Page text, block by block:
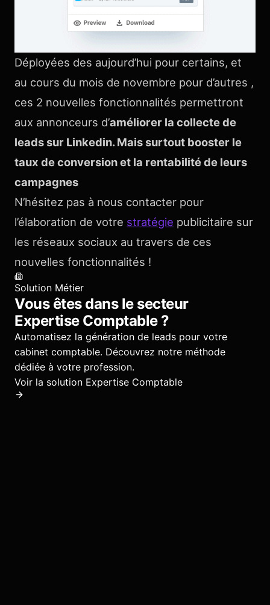
Déployées des aujourd’hui pour certains, et
au cours du mois de novembre pour d’autres ,
ces 2 nouvelles fonctionnalités permettront
aux annonceurs d’améliorer la collecte de
leads sur Linkedin. Mais surtout booster le
taux de conversion et la rentabilité de leurs
campagnes
N’hésitez pas à nous contacter pour
l’élaboration de votre stratégie publicitaire sur
les réseaux sociaux au travers de ces
nouvelles fonctionnalités !
Solution Métier
Vous êtes dans le secteur
Expertise Comptable?
Automatisez la génération de leads pour votre
cabinet comptable. Découvrez notre méthode
dédiée à votre profession.
Voir la solution Expertise Comptable